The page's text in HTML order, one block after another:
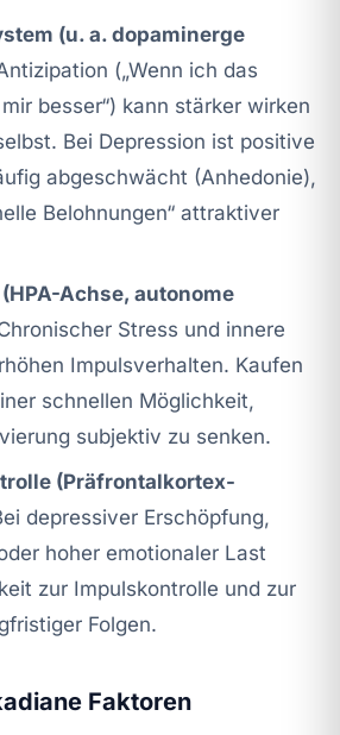
(u. a. dopaminerge
(„Wenn ich das
besser“) kann stärker wirken
Bei Depression ist positive
abgeschwächt (Anhedonie),
Belohnungen“ attraktiver
Achse, autonome
Stress und innere
Impulsverhalten. Kaufen
schnellen Möglichkeit,
subjektiv zu senken.
(Präfrontalkortex-
depressiver Erschöpfung,
hoher emotionaler Last
zur Impulskontrolle und zur
Folgen.
Faktoren